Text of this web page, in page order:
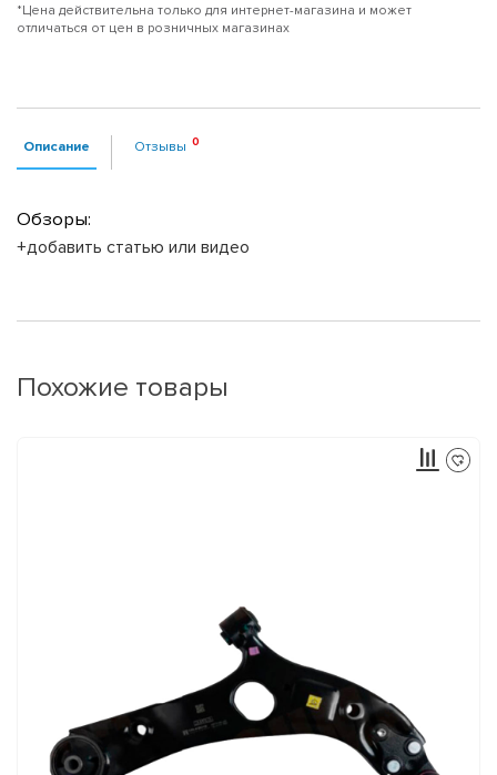
*Цена действительна только для интернет-магазина и может
отличаться от цен в розничных магазинах
Описание Отзывы
Обзоры:
+добавить статью или видео
Похожие товары